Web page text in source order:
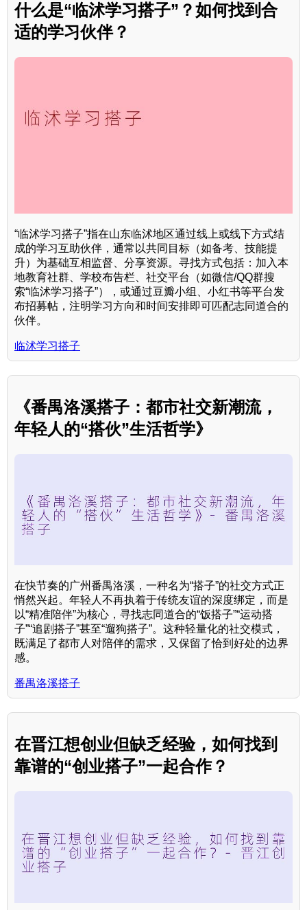
什么是“临沭学习搭子”？如何找到合
适的学习伙伴？
“临沭学习搭子”指在山东临沭地区通过线上或线下方式结
成的学习互助伙伴，通常以共同目标（如备考、技能提
升）为基础互相监督、分享资源。寻找方式包括：加入本
地教育社群、学校布告栏、社交平台（如微信/QQ群搜
索“临沭学习搭子”），或通过豆瓣小组、小红书等平台发
布招募帖，注明学习方向和时间安排即可匹配志同道合的
伙伴。
临沭学习搭子
《番禺洛溪搭子：都市社交新潮流，
年轻人的“搭伙”生活哲学》
在快节奏的广州番禺洛溪，一种名为“搭子”的社交方式正
悄然兴起。年轻人不再执着于传统友谊的深度绑定，而是
以“精准陪伴”为核心，寻找志同道合的“饭搭子”“运动搭
子”“追剧搭子”甚至“遛狗搭子”。这种轻量化的社交模式，
既满足了都市人对陪伴的需求，又保留了恰到好处的边界
感。
番禺洛溪搭子
在晋江想创业但缺乏经验，如何找到
靠谱的“创业搭子”一起合作？